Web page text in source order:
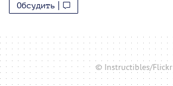
Обсудить
© Instructibles/Flickr